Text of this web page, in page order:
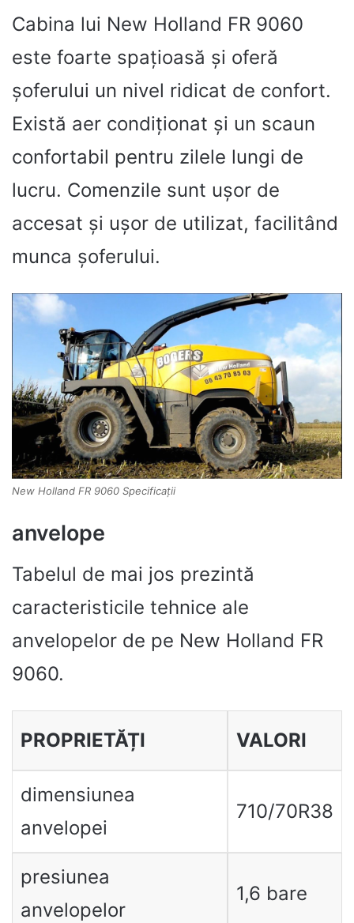
Cabina lui New Holland FR 9060
este foarte spațioasă și oferă
șoferului un nivel ridicat de confort.
Există aer condiționat și un scaun
confortabil pentru zilele lungi de
lucru. Comenzile sunt ușor de
accesat și ușor de utilizat, facilitând
munca șoferului.
New Holland FR 9060 Specificații
anvelope
Tabelul de mai jos prezintă
caracteristicile tehnice ale
anvelopelor de pe New Holland FR
9060.
PROPRIETĂȚI VALORI
dimensiunea
anvelopei
710/70R38
presiunea
anvelopelor
1,6 bare